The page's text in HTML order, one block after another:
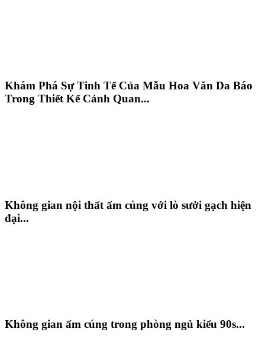
Khám Phá Sự Tinh Tế Của Mẫu Hoa Văn Da Báo
Trong Thiết Kế Cảnh Quan...
Không gian nội thất ấm cúng với lò sưởi gạch hiện
đại...
Không gian ấm cúng trong phòng ngủ kiểu 90s...